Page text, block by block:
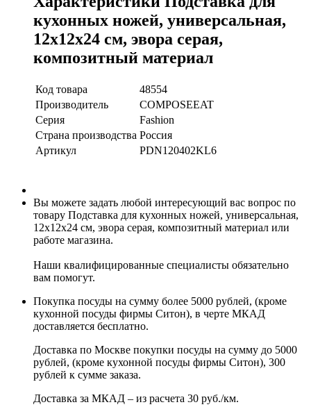
кухонных ножей, универсальная,
12х12х24 см, эвора серая,
композитный материал
Код товара
48554
Производитель
COMPOSEEAT
Серия
Fashion
Страна производства Россия
Артикул
PDN120402KL6
Вы можете задать любой интересующий вас вопрос по
товару Подставка для кухонных ножей, универсальная,
12х12х24 см, эвора серая, композитный материал или
работе магазина.
Наши квалифицированные специалисты обязательно
вам помогут.
Покупка посуды на сумму более 5000 рублей, (кроме
кухонной посуды фирмы Ситон), в черте МКАД
доставляется бесплатно.
Доставка по Москве покупки посуды на сумму до 5000
рублей, (кроме кухонной посуды фирмы Ситон), 300
рублей к сумме заказа.
Доставка за МКАД – из расчета 30 руб./км.